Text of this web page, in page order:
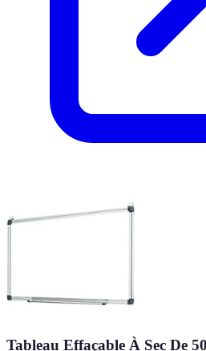
Tableau Effaçable À Sec De